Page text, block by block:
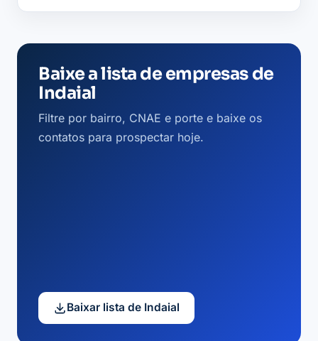
Baixe a lista de empresas de
Indaial
Filtre por bairro, CNAE e porte e baixe os
contatos para prospectar hoje.
Baixar lista de Indaial